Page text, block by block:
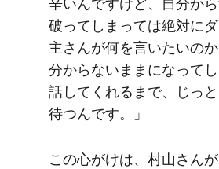
辛いんですけど、​自分か
破ってしまっては​絶対に​
主さんが​何を​言いたいのか
分からないままに​なってし
話してくれるまで、​じっと​
待つんです。」
この​心がけは、​村山さん